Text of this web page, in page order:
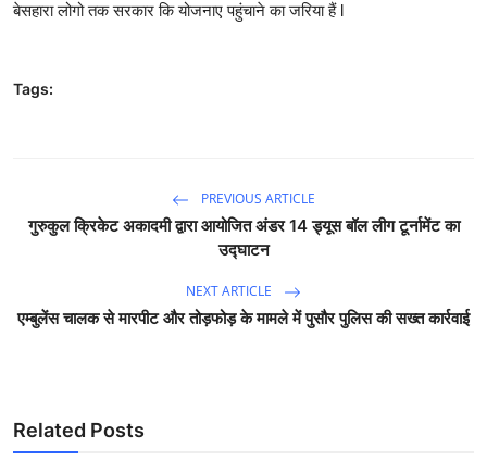
बेसहारा लोगो तक सरकार कि योजनाए पहुंचाने का जरिया हैं l
Tags:
PREVIOUS ARTICLE
गुरुकुल क्रिकेट अकादमी द्वारा आयोजित अंडर 14 ड्यूस बॉल लीग टूर्नामेंट का
उद्घाटन
NEXT ARTICLE
एम्बुलेंस चालक से मारपीट और तोड़फोड़ के मामले में पुसौर पुलिस की सख्त कार्रवाई
Related Posts